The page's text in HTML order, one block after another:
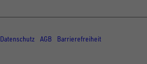
Datenschutz AGB Barrierefreiheit